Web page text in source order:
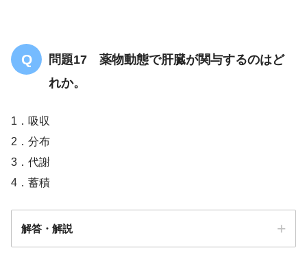
問題17 薬物動態で肝臓が関与するのはど
れか。
1．吸収
2．分布
3．代謝
4．蓄積
解答・解説